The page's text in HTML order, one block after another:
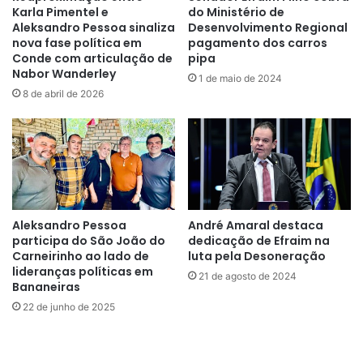
Karla Pimentel e
Aleksandro Pessoa sinaliza
nova fase política em
Conde com articulação de
Nabor Wanderley
8 de abril de 2026
do Ministério de
Desenvolvimento Regional
pagamento dos carros
pipa
1 de maio de 2024
Aleksandro Pessoa
participa do São João do
Carneirinho ao lado de
lideranças políticas em
Bananeiras
22 de junho de 2025
André Amaral destaca
dedicação de Efraim na
luta pela Desoneração
21 de agosto de 2024